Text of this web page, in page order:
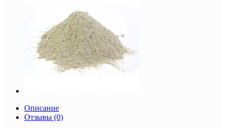
Описание
Отзывы (0)